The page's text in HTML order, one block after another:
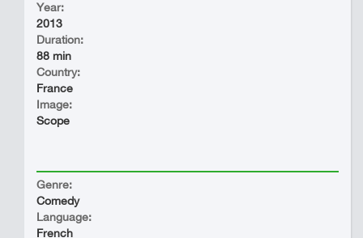
Year:
2013
Duration:
88 min
Country:
France
Image:
Scope
Genre:
Comedy
Language:
French